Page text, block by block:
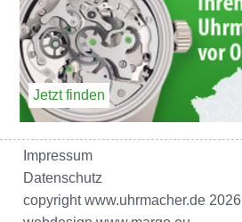
Jetzt finden
Impressum
Datenschutz
copyright www.uhrmacher.de 2026